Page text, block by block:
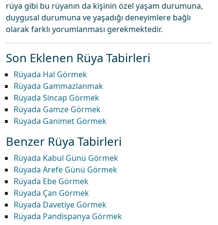
rüya gibi bu rüyanın da kişinin özel yaşam durumuna,
duygusal durumuna ve yaşadığı deneyimlere bağlı
olarak farklı yorumlanması gerekmektedir.
Son Eklenen Rüya Tabirleri
Rüyada Hal Görmek
Rüyada Gammazlanmak
Rüyada Sincap Görmek
Rüyada Gamze Görmek
Rüyada Ganimet Görmek
Benzer Rüya Tabirleri
Rüyada Kabul Günü Görmek
Rüyada Arefe Günü Görmek
Rüyada Ebe Görmek
Rüyada Çan Görmek
Rüyada Davetiye Görmek
Rüyada Pandispanya Görmek